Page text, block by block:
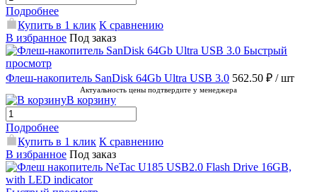
Подробнее
Купить в 1 клик К сравнению
В избранное Под заказ
Быстрый
просмотр
Флеш-накопитель SanDisk 64Gb Ultra USB 3.0 562.50 ₽ / шт
Актуальность цены подтвердите у менеджера
В корзину
Подробнее
Купить в 1 клик К сравнению
В избранное Под заказ